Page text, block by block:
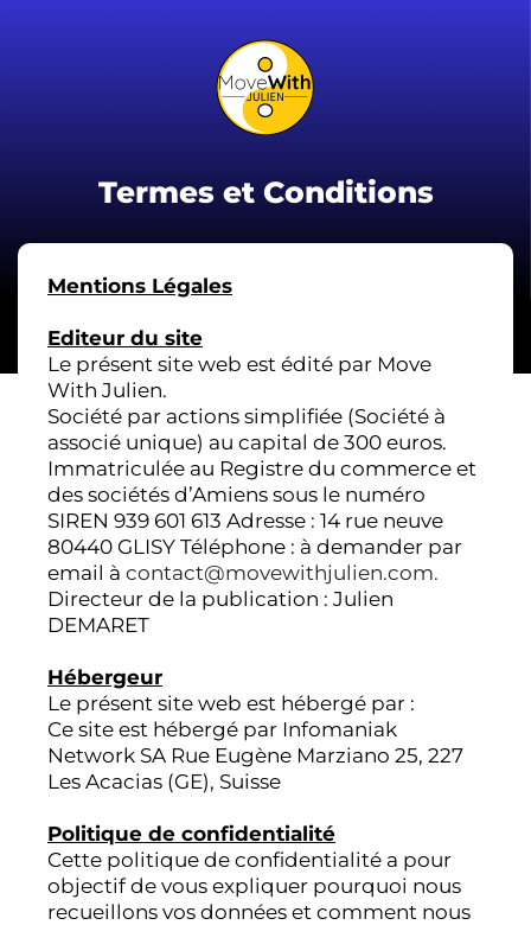
Termes et Conditions
Mentions Légales
Editeur du site
Le présent site web est édité par Move
With Julien.
Société par actions simplifiée (Société à
associé unique) au capital de 300 euros.
Immatriculée au Registre du commerce et
des sociétés d’Amiens sous le numéro
SIREN 939 601 613 Adresse : 14 rue neuve
80440 GLISY Téléphone : à demander par
email à contact@movewithjulien.com.
Directeur de la publication : Julien
DEMARET
Hébergeur
Le présent site web est hébergé par :
Ce site est hébergé par Infomaniak
Network SA Rue Eugène Marziano 25, 227
Les Acacias (GE), Suisse
Politique de confidentialité
Cette politique de confidentialité a pour
objectif de vous expliquer pourquoi nous
recueillons vos données et comment nous